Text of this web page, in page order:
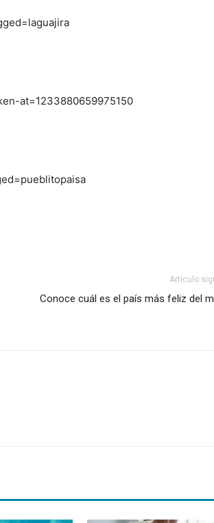
at=1233880659975150
Artículo
Conoce cuál es el país más feliz del